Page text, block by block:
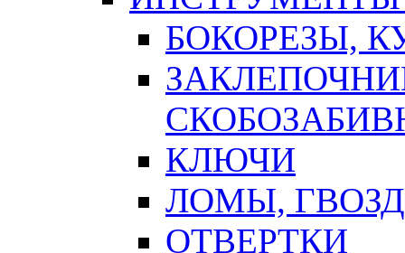
БОКОРЕЗЫ,
КЛЮЧИ
ЛОМЫ,
ОТВЕРТКИ